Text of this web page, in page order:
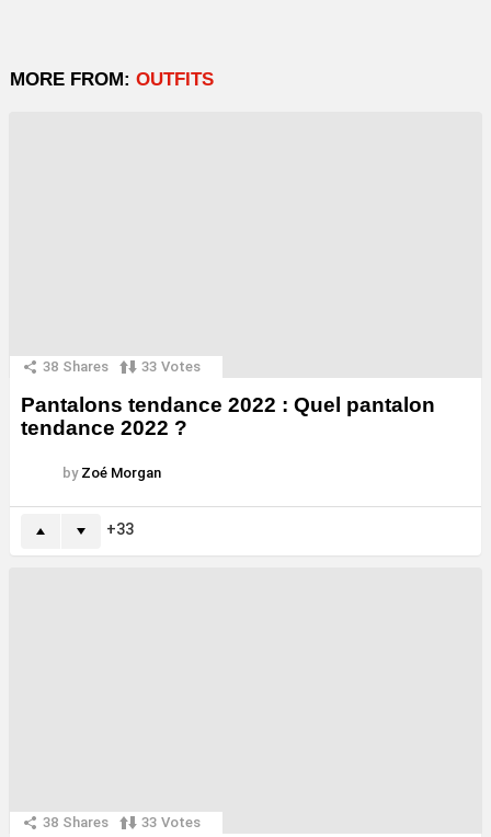
MORE FROM: OUTFITS
38 Shares 33 Votes
Pantalons tendance 2022 : Quel pantalon
tendance 2022 ?
by Zoé Morgan
33
38 Shares 33 Votes